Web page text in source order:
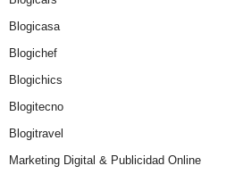
Blogicasa
Blogichef
Blogichics
Blogitecno
Blogitravel
Marketing Digital & Publicidad Online